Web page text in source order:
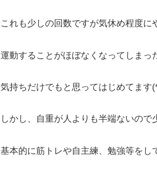
これも少しの回数ですが気休め程度に
運動することがほぼなくなってしまっ
気持ちだけでもと思ってはじめてます
しかし、自重が人よりも半端ないの
基本的に筋トレや自主練、勉強等を